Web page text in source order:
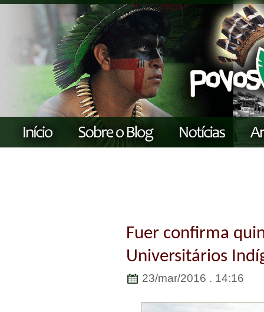
Fuer confirma
Universitários
23/mar/2016 . 14:16